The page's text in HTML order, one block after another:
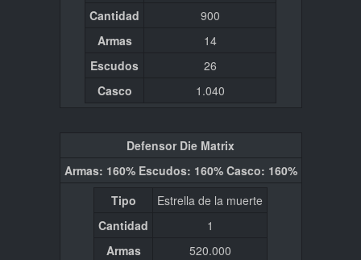
Cantidad
900
Armas
14
Escudos
26
Casco
1.040
Defensor Die Matrix
Armas: 160% Escudos: 160% Casco: 160%
Tipo
Estrella de la muerte
Cantidad
1
Armas
520.000